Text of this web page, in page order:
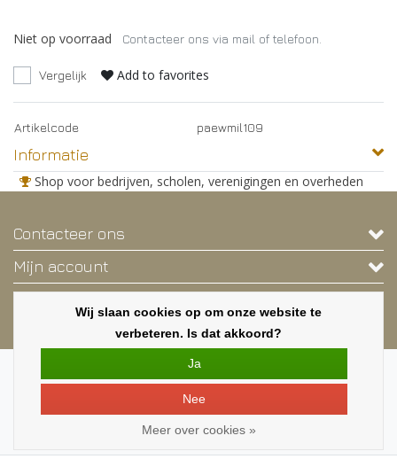
Niet op voorraad Contacteer ons via mail of telefoon.
Vergelijk Add to favorites
Artikelcode paewmil109
Informatie
Shop voor bedrijven, scholen, verenigingen en overheden
Contacteer ons
Mijn account
Copyright © 2026 - Deze webshop is exclusief voor bedrijven, scholen,
verenigingen en overheden. - Alle rechten voorbehouden - Een shop van
Alle bedragen zijn exclusief BTW
Wij slaan cookies op om onze website te
verbeteren. Is dat akkoord?
Ja
Nee
Meer over cookies »